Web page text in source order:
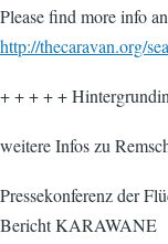
Please find more info
http://thecaravan.org/
+ + + + +
weitere Infos zu
Pressekonferenz der
Bericht KARAWANE